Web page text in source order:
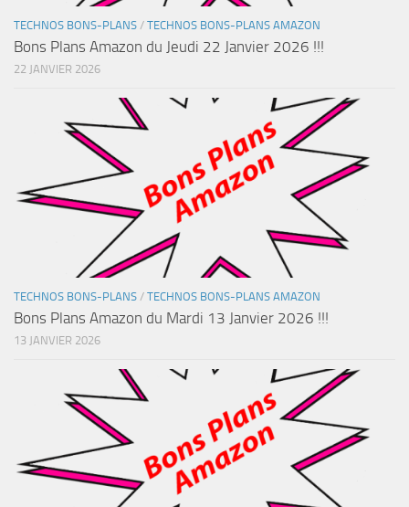
TECHNOS BONS-PLANS / TECHNOS BONS-PLANS AMAZON
Bons Plans Amazon du Jeudi 22 Janvier 2026 !!!
22 JANVIER 2026
TECHNOS BONS-PLANS / TECHNOS BONS-PLANS AMAZON
Bons Plans Amazon du Mardi 13 Janvier 2026 !!!
13 JANVIER 2026